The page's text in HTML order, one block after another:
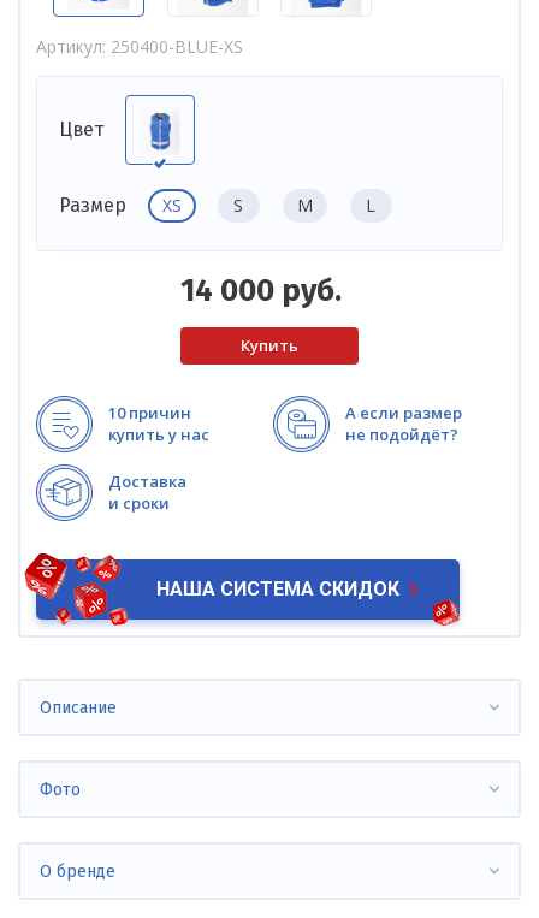
Артикул 250400-BLUE-XS
Цвет
Размер XS S M L
14 000 руб.
10 причин
купить у нас
А если размер
не подойдёт?
Доставка
и сроки
НАША СИСТЕМА СКИДОК
Описание
Фото
О бренде